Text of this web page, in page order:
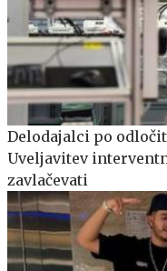
Delodajalci po
Uveljavitev
zavlačevati